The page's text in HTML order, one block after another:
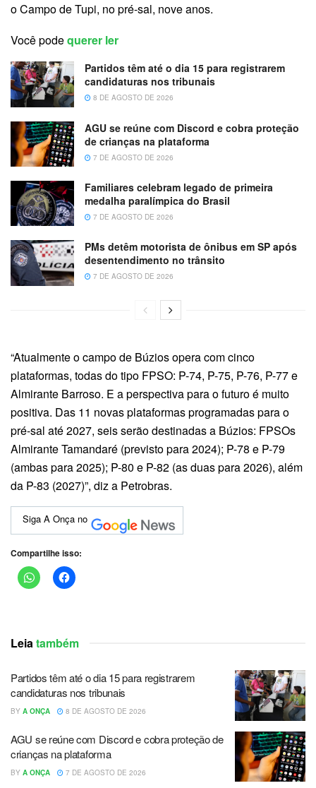
o Campo de Tupi, no pré-sal, nove anos.
Você podequerer ler
Partidos têm até o dia 15 para registrarem
candidaturas nos tribunais
8 DE AGOSTO DE 2026
AGU se reúne com Discord e cobra proteção
de crianças na plataforma
7 DE AGOSTO DE 2026
Familiares celebram legado de primeira
medalha paralímpica do Brasil
7 DE AGOSTO DE 2026
PMs detêm motorista de ônibus em SP após
desentendimento no trânsito
7 DE AGOSTO DE 2026
“Atualmente o campo de Búzios opera com cinco
plataformas, todas do tipo FPSO: P-74, P-75, P-76, P-77 e
Almirante Barroso. E a perspectiva para o futuro é muito
positiva. Das 11 novas plataformas programadas para o
pré-sal até 2027, seis serão destinadas a Búzios: FPSOs
Almirante Tamandaré (previsto para 2024); P-78 e P-79
(ambas para 2025); P-80 e P-82 (as duas para 2026), além
da P-83 (2027)”, diz a Petrobras.
Siga A Onça no
Compartilhe isso:
Leiatambém
Partidos têm até o dia 15 para registrarem
candidaturas nos tribunais
BY A ONÇA 8 DE AGOSTO DE 2026
AGU se reúne com Discord e cobra proteção de
crianças na plataforma
BY A ONÇA 7 DE AGOSTO DE 2026